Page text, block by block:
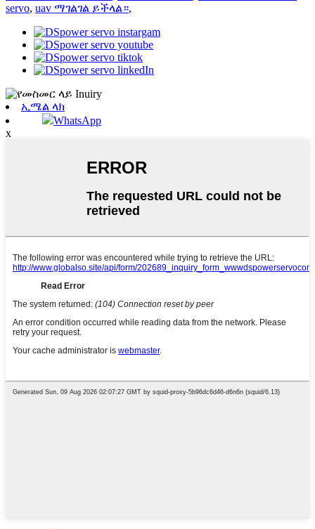
servo, uav ማገልገል ይችላል።,
ኢሜል ላክ
WhatsApp
x